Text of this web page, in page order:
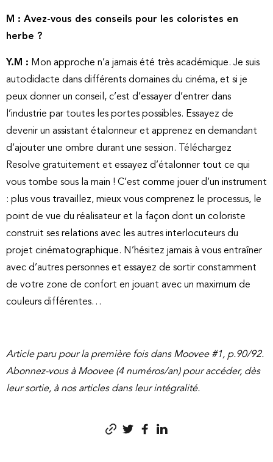
M : Avez-vous des conseils pour les coloristes en
herbe ?
Y.M : Mon approche n’a jamais été très académique. Je suis
autodidacte dans différents domaines du cinéma, et si je
peux donner un conseil, c’est d’essayer d’entrer dans
l’industrie par toutes les portes possibles. Essayez de
devenir un assistant étalonneur et apprenez en demandant
d’ajouter une ombre durant une session. Téléchargez
Resolve gratuitement et essayez d’étalonner tout ce qui
vous tombe sous la main ! C’est comme jouer d’un instrument
: plus vous travaillez, mieux vous comprenez le processus, le
point de vue du réalisateur et la façon dont un coloriste
construit ses relations avec les autres interlocuteurs du
projet cinématographique. N’hésitez jamais à vous entraîner
avec d’autres personnes et essayez de sortir constamment
de votre zone de confort en jouant avec un maximum de
couleurs différentes…
Article paru pour la première fois dans Moovee #1, p.90/92.
Abonnez-vous à Moovee (4 numéros/an) pour accéder, dès
leur sortie, à nos articles dans leur intégralité.